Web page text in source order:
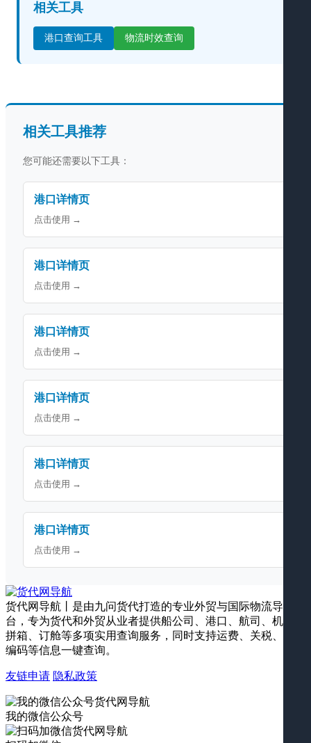
相关工具
港口查询工具 物流时效查询
相关工具推荐
您可能还需要以下工具：
港口详情页
点击使用 →
港口详情页
点击使用 →
港口详情页
点击使用 →
港口详情页
点击使用 →
港口详情页
点击使用 →
港口详情页
点击使用 →
货代网导航丨是由九问货代打造的专业外贸与国际物流导航平
台，专为货代和外贸从业者提供船公司、港口、航司、机场、
拼箱、订舱等多项实用查询服务，同时支持运费、关税、海关
编码等信息一键查询。
友链申请 隐私政策
我的微信公众号